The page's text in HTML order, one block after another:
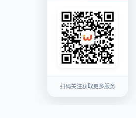
扫码关注获取更多服务